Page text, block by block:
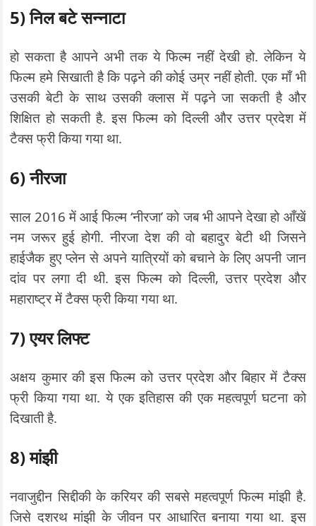
5) निल बटे सन्नाटा
हो सकता है आपने अभी तक ये फिल्म नहीं देखी हो. लेकिन ये
फिल्म हमे सिखाती है कि पढ़ने की कोई उम्र नहीं होती. एक माँ भी
उसकी बेटी के साथ उसकी क्लास में पढ़ने जा सकती है और
शिक्षित हो सकती है. इस फिल्म को दिल्ली और उत्तर प्रदेश में
टैक्स फ्री किया गया था.
6) नीरजा
साल 2016 में आई फिल्म ‘नीरजा’ को जब भी आपने देखा हो आँखें
नम जरूर हुई होगी. नीरजा देश की वो बहादुर बेटी थी जिसने
हाईजैक हुए प्लेन से अपने यात्रियों को बचाने के लिए अपनी जान
दांव पर लगा दी थी. इस फिल्म को दिल्ली, उत्तर प्रदेश और
महाराष्ट्र में टैक्स फ्री किया गया था.
7) एयर लिफ्ट
अक्षय कुमार की इस फिल्म को उत्तर प्रदेश और बिहार में टैक्स
फ्री किया गया था. ये एक इतिहास की एक महत्वपूर्ण घटना को
दिखाती है.
8) मांझी
नवाजुद्दीन सिद्दीकी के करियर की सबसे महत्वपूर्ण फिल्म मांझी है.
जिसे दशरथ मांझी के जीवन पर आधारित बनाया गया था. इस